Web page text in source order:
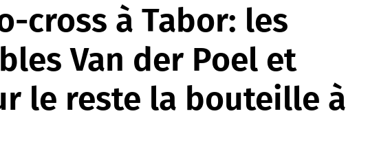
cross à Tabor: les
Van der Poel et
le reste la bouteille à